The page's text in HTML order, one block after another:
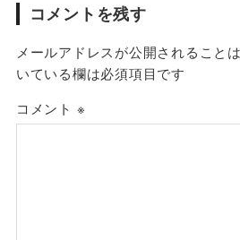
コメントを残す
メールアドレスが公開されること
いている欄は必須項目です
コメント ※